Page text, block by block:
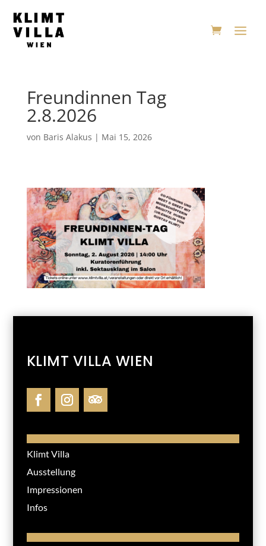
Freundinnen Tag
2.8.2026
von Baris Alakus | Mai 15, 2026
KLIMT VILLA WIEN
Klimt Villa
Ausstellung
Impressionen
Infos